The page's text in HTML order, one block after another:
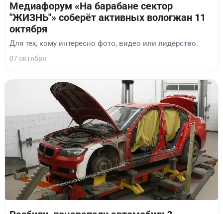
Медиафорум «На барабане сектор
"ЖИЗНЬ"» соберёт активных вологжан 11
октября
Для тех, кому интересно фото, видео или лидерство.
07 октября